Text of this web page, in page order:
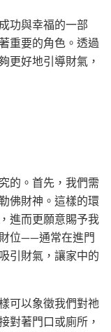
功與幸福的一部
重要的角色。透過
更好地引導財氣，
的。首先，我們需
佛財神。這樣的環
進而更願意賜予我
位——通常在進門
引財氣，讓家中的
可以象徵我們對祂
對著門口或廁所，